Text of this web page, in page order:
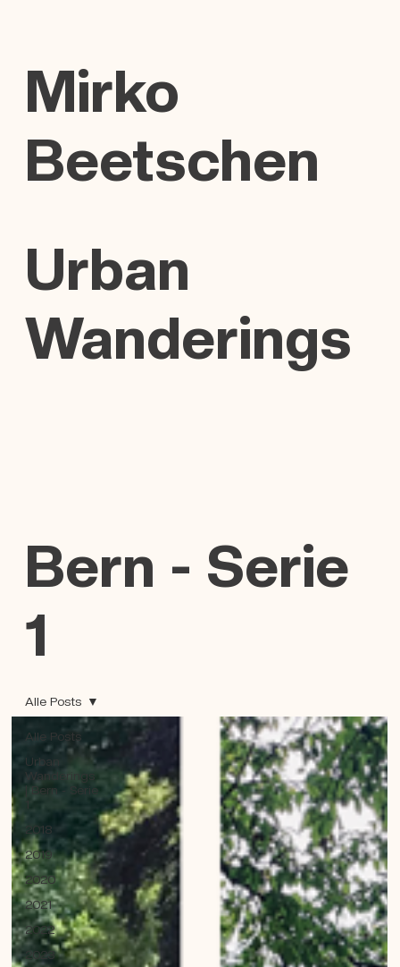
Alle Posts
Urban
Wanderings
| Bern - Serie
2018
2019
2020
2021
2022
2023
Alle Posts
Mirko
Beetschen
Urban
Wanderings
Bern - Serie
1